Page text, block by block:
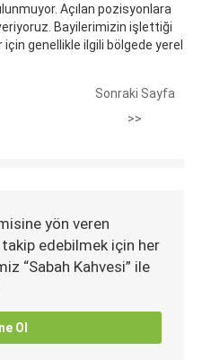
Açılan pozisyonlara
Bayilerimizin işlettiği
genellikle ilgili bölgede yerel
Sonraki Sayfa
>>
yön veren
edebilmek için her
“Sabah Kahvesi” ile
Ol